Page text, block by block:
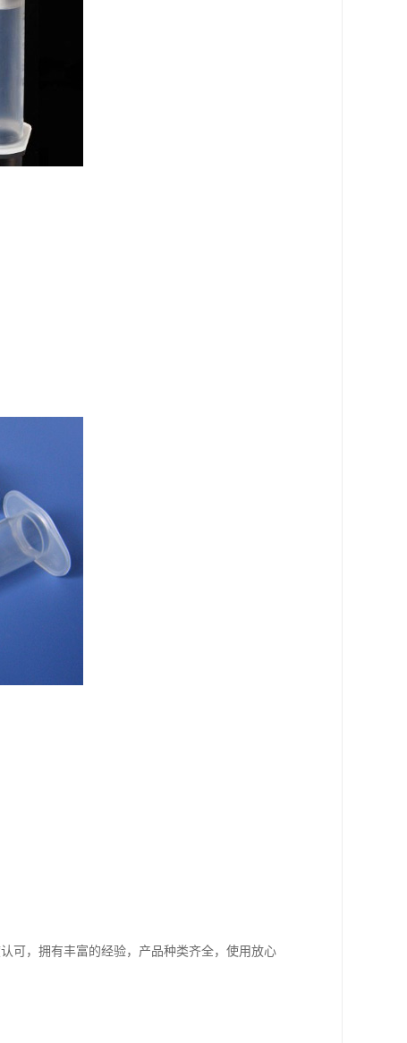
可，拥有丰富的经验，产品种类齐全，使用放心